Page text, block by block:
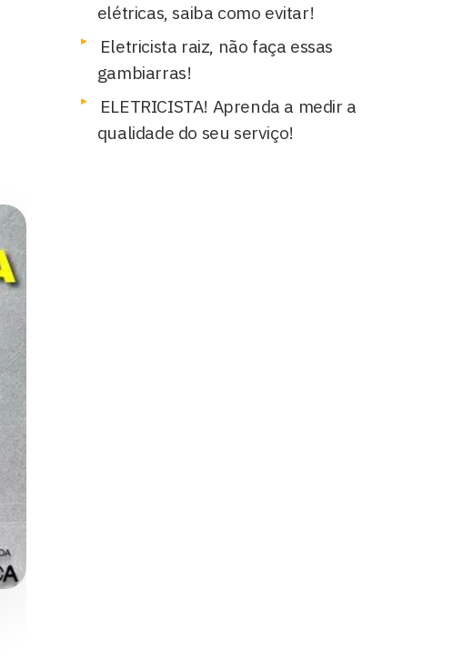
elétricas, saiba como evitar!
Eletricista raiz, não faça essas
gambiarras!
ELETRICISTA! Aprenda a medir a
qualidade do seu serviço!